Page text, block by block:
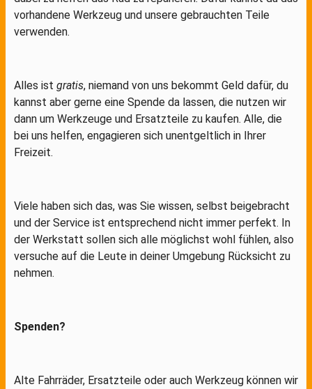
vorhandene Werkzeug und unsere gebrauchten Teile
verwenden.
Alles ist gratis, niemand von uns bekommt Geld dafür, du
kannst aber gerne eine Spende da lassen, die nutzen wir
dann um Werkzeuge und Ersatzteile zu kaufen. Alle, die
bei uns helfen, engagieren sich unentgeltlich in Ihrer
Freizeit.
Viele haben sich das, was Sie wissen, selbst beigebracht
und der Service ist entsprechend nicht immer perfekt. In
der Werkstatt sollen sich alle möglichst wohl fühlen, also
versuche auf die Leute in deiner Umgebung Rücksicht zu
nehmen.
Spenden?
Alte Fahrräder, Ersatzteile oder auch Werkzeug können wir